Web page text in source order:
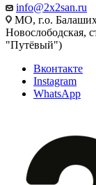
info@2x2san.ru
МО, г.о.
Новослободская,
"Путёвый")
Вконтакте
Instagram
WhatsApp